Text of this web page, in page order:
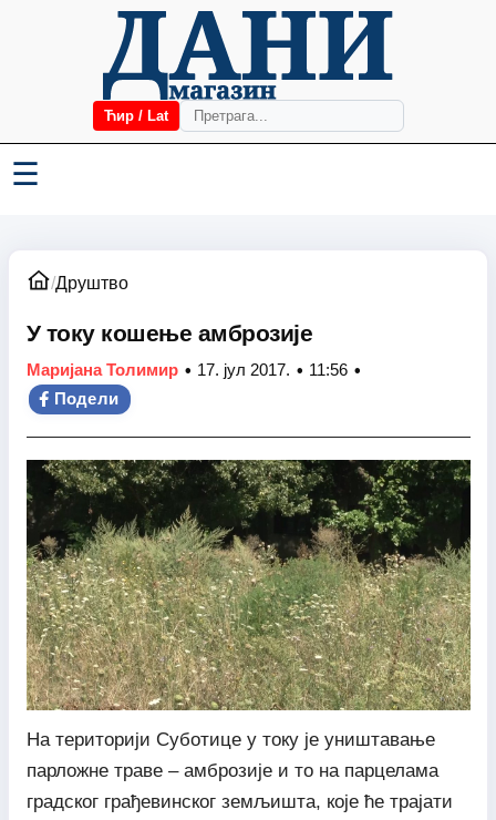
Ћир / Lat
☰
/Друштво
У току кошење амброзије
Маријана Толимир • 17. јул 2017. • 11:56 •
Подели
На територији Суботице у току је уништавање
парложне траве – амброзије и то на парцелама
градског грађевинског земљишта, које ће трајати